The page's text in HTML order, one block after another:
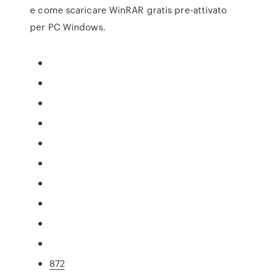
e come scaricare WinRAR gratis pre-attivato
per PC Windows.
872